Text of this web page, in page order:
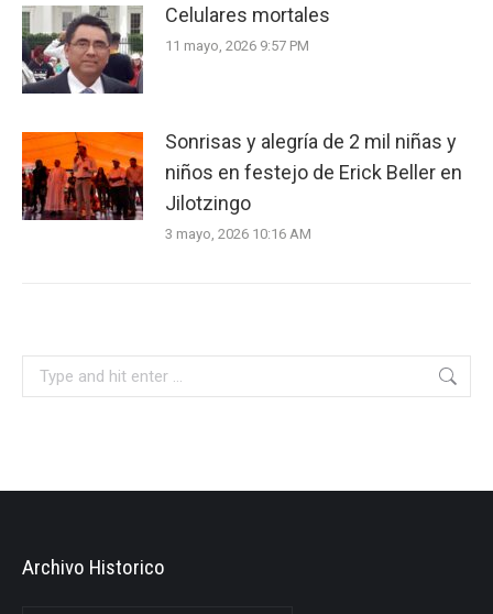
Celulares mortales
11 mayo, 2026 9:57 PM
Sonrisas y alegría de 2 mil niñas y
niños en festejo de Erick Beller en
Jilotzingo
3 mayo, 2026 10:16 AM
Archivo Historico